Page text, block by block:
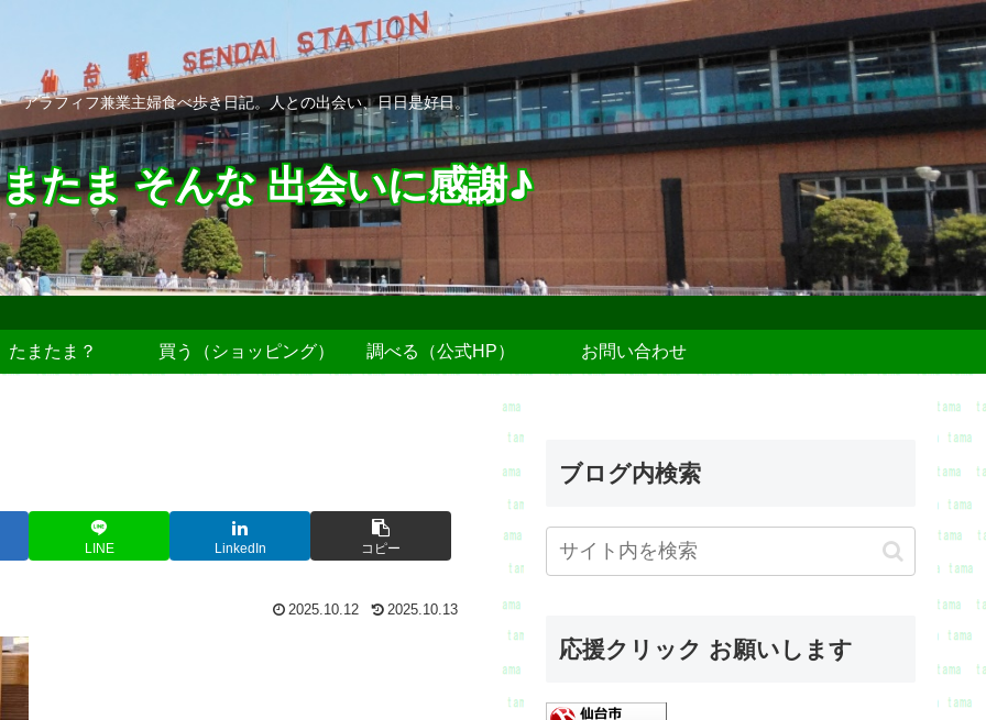
アラフィフ兼業主婦食べ歩き日記。人との出会い、日日是好日。
たま そんな 出会いに感謝♪
たまたま？ 買う（ショッピング） 調べる（公式HP） お問い合わせ
LINE LinkedIn コピー
2025.10.12 2025.10.13
ブログ内検索
応援クリック お願いします